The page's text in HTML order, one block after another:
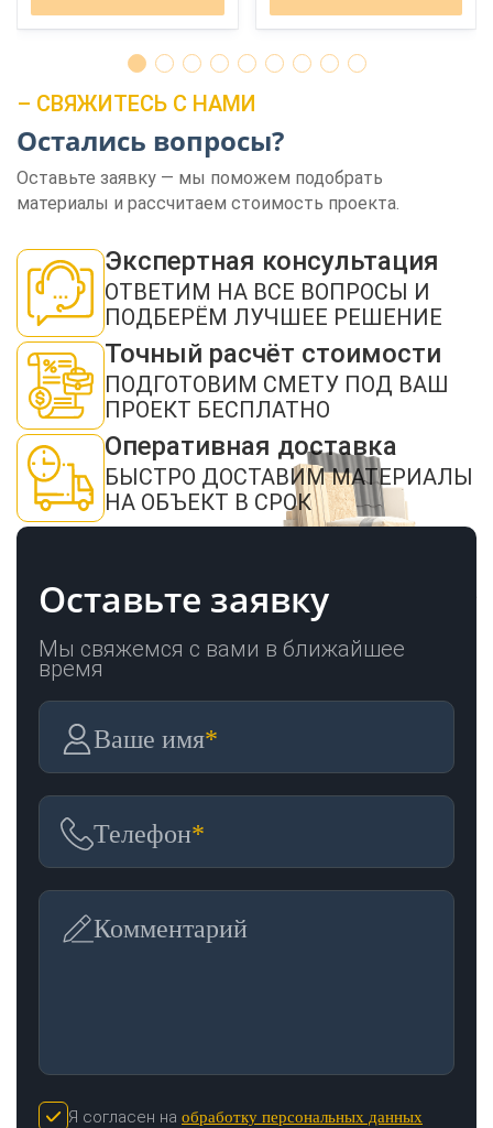
– СВЯЖИТЕСЬ С НАМИ
Остались вопросы?
Оставьте заявку — мы поможем подобрать
материалы и рассчитаем стоимость проекта.
Экспертная консультация
ОТВЕТИМ НА ВСЕ ВОПРОСЫ И
ПОДБЕРЁМ ЛУЧШЕЕ РЕШЕНИЕ
Точный расчёт стоимости
ПОДГОТОВИМ СМЕТУ ПОД ВАШ
ПРОЕКТ БЕСПЛАТНО
Оперативная доставка
БЫСТРО ДОСТАВИМ МАТЕРИАЛЫ
НА ОБЪЕКТ В СРОК
Оставьте заявку
Мы свяжемся с вами в ближайшее
время
Ваше имя*
Телефон*
Комментарий
Я согласен на обработку персональных данных
ЗАКАЗАТЬ ЗВОНОК
Нажимая кнопку "Отправить", я даю своё согласие на обработку моих
персональных данных в соответствии с ФЗ от 27.07.2006 № 152-ФЗ "О
персональных данных", на условиях и для целей, определенных вполитикой
конфиденциальности
ОТПРАВИТЬ